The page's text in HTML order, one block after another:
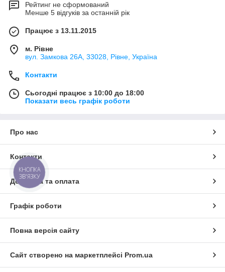
Рейтинг не сформований
Менше 5 відгуків за останній рік
Працює з 13.11.2015
м. Рівне
вул. Замкова 26А, 33028, Рівне, Україна
Контакти
Сьогодні працює з 10:00 до 18:00
Показати весь графік роботи
Про нас
Контакти
Доставка та оплата
Графік роботи
Повна версія сайту
Сайт створено на маркетплейсі Prom.ua
КНОПКА
ЗВ'ЯЗКУ